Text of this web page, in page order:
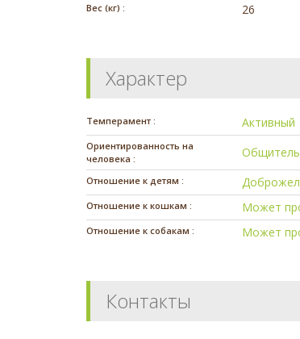
Вес (кг) : 26
Характер
Темперамент : Активный
Ориентированность на
человека :
Отношение к детям :
Отношение к кошкам : Может
Отношение к собакам : Может
Контакты